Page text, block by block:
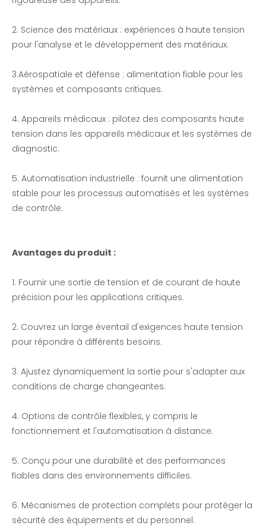
2. Science des matériaux : expériences à haute tension
pour l'analyse et le développement des matériaux.
3.Aérospatiale et défense : alimentation fiable pour les
systèmes et composants critiques.
4. Appareils médicaux : pilotez des composants haute
tension dans les appareils médicaux et les systèmes de
diagnostic.
5. Automatisation industrielle : fournit une alimentation
stable pour les processus automatisés et les systèmes
de contrôle.
Avantages du produit :
1. Fournir une sortie de tension et de courant de haute
précision pour les applications critiques.
2. Couvrez un large éventail d'exigences haute tension
pour répondre à différents besoins.
3. Ajustez dynamiquement la sortie pour s'adapter aux
conditions de charge changeantes.
4. Options de contrôle flexibles, y compris le
fonctionnement et l'automatisation à distance.
5. Conçu pour une durabilité et des performances
fiables dans des environnements difficiles.
6. Mécanismes de protection complets pour protéger la
sécurité des équipements et du personnel.